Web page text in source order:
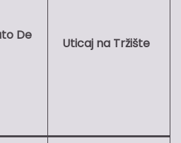
De
Uticaj na Tržište